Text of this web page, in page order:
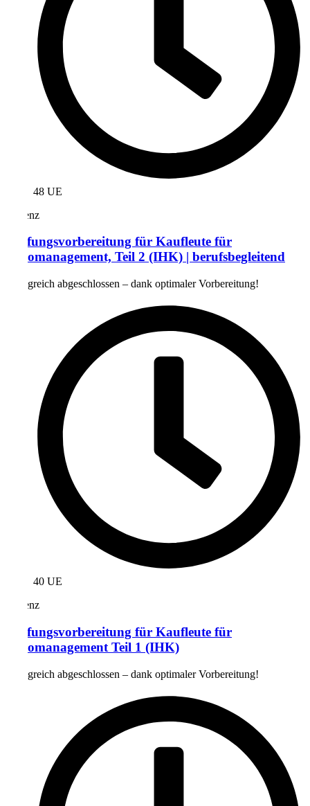
48 UE
Präsenz
Prüfungsvorbereitung für Kaufleute für
Büromanagement, Teil 2 (IHK) | berufsbegleitend
Erfolgreich abgeschlossen – dank optimaler Vorbereitung!
40 UE
Präsenz
Prüfungsvorbereitung für Kaufleute für
Büromanagement Teil 1 (IHK)
Erfolgreich abgeschlossen – dank optimaler Vorbereitung!